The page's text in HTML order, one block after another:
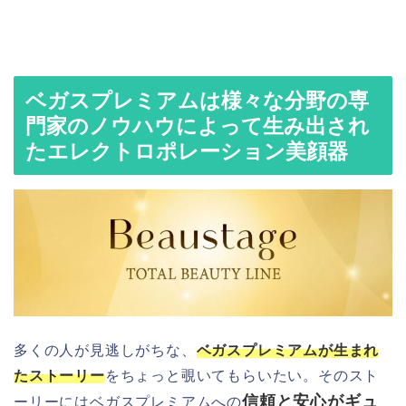
ベガスプレミアムは様々な分野の専
門家のノウハウによって生み出され
たエレクトロポレーション美顔器
多くの人が見逃しがちな、 ベガスプレミアムが生まれ
たストーリーをちょっと覗いてもらいたい。そのスト
ーリーにはベガスプレミアムへの信頼と安心がギュ